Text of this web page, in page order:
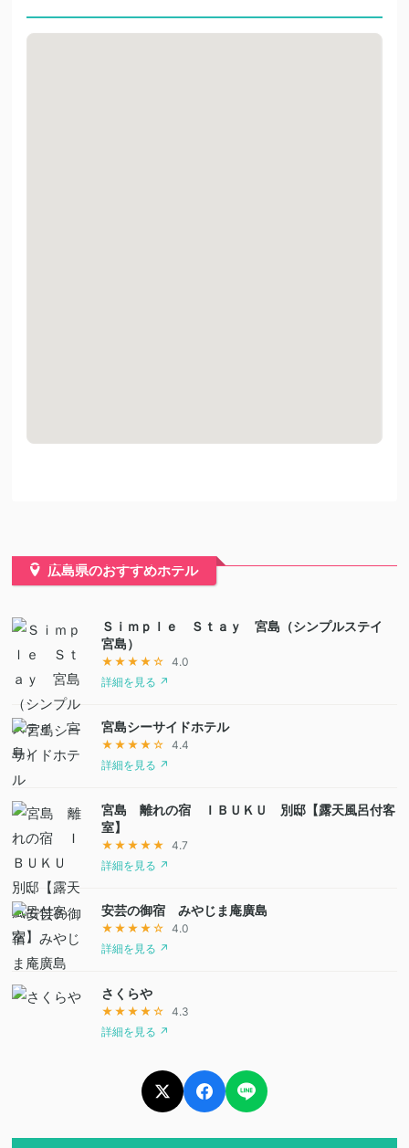
広島県のおすすめホテル
Ｓｉｍｐｌｅ Ｓｔａｙ 宮島（シンプルステイ
宮島）
★★★★☆
4.0
詳細を見る ↗
宮島シーサイドホテル
★★★★☆
4.4
詳細を見る ↗
宮島 離れの宿 ＩＢＵＫＵ 別邸【露天風呂付客
室】
★★★★★
4.7
詳細を見る ↗
安芸の御宿 みやじま庵廣島
★★★★☆
4.0
詳細を見る ↗
さくらや
★★★★☆
4.3
詳細を見る ↗